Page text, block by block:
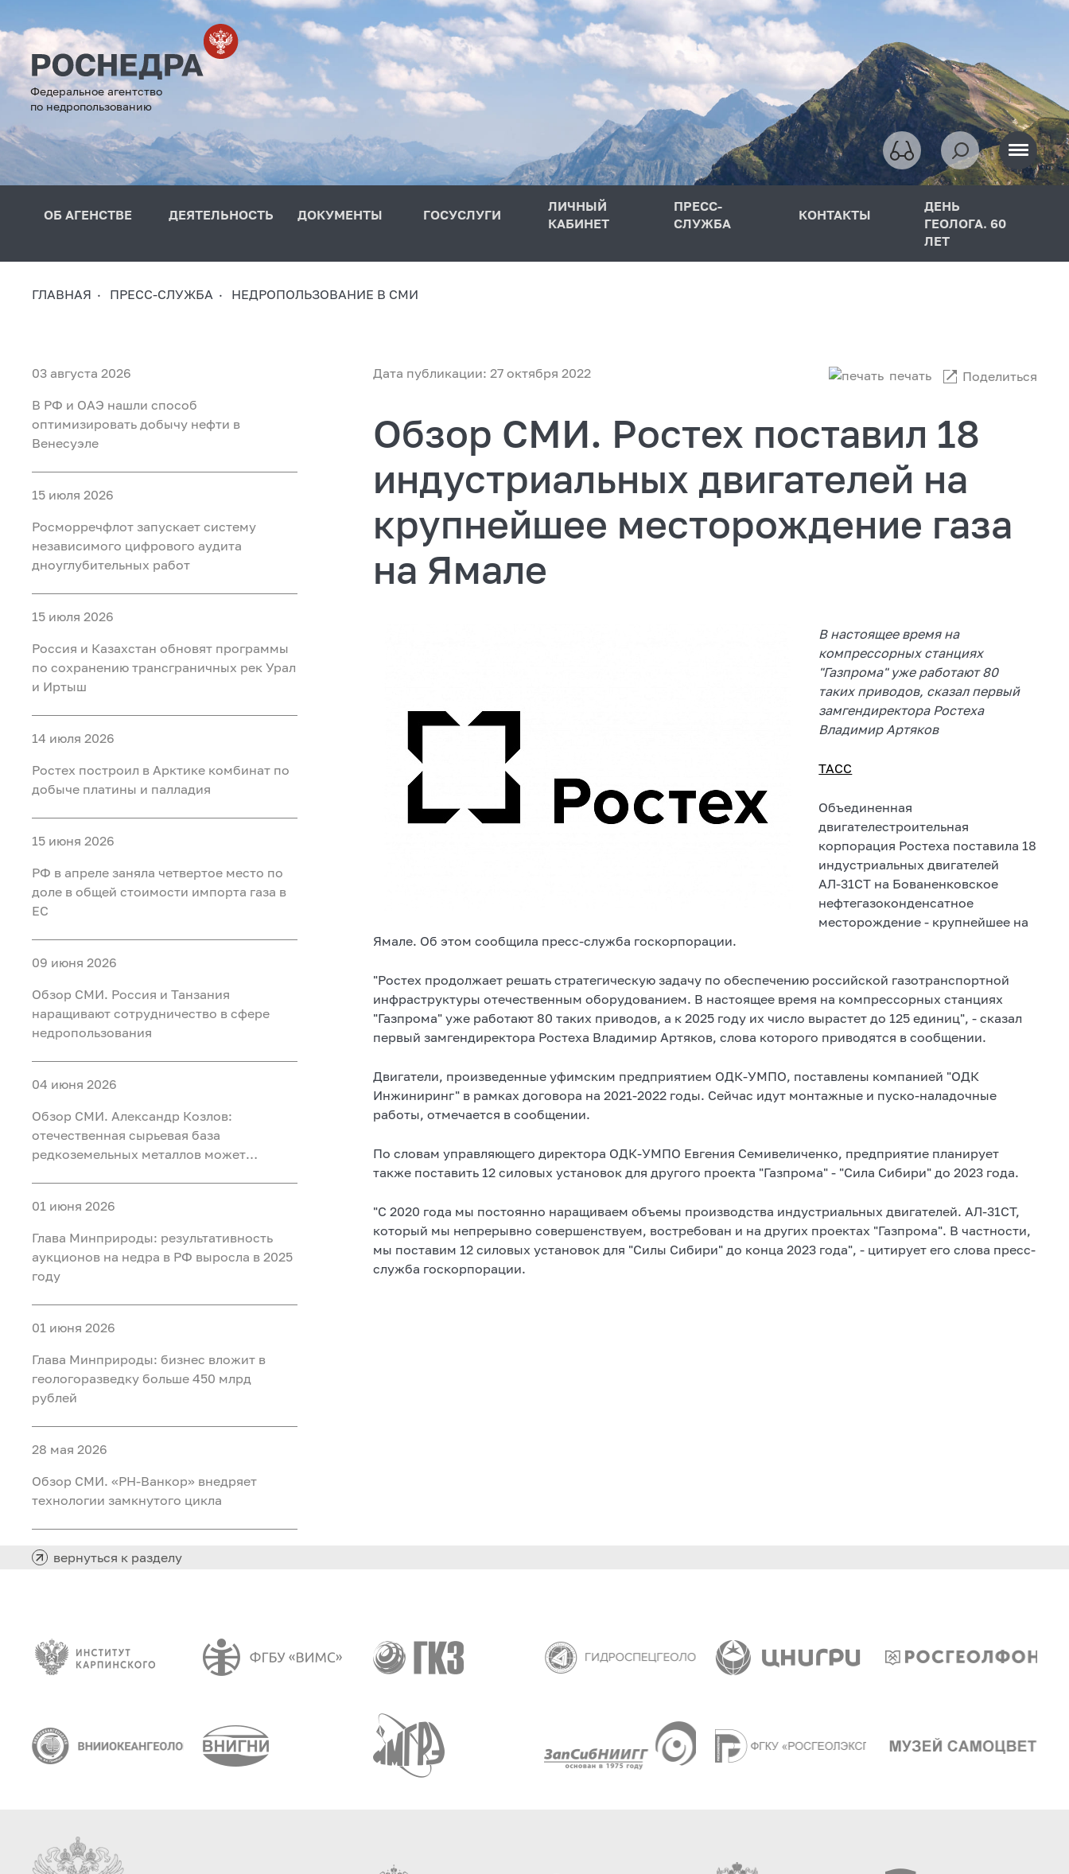
Федеральное агентство
по недропользованию
ОБ АГЕНСТВЕ ДЕЯТЕЛЬНОСТЬ ДОКУМЕНТЫ ГОСУСЛУГИ
ЛИЧНЫЙ
КАБИНЕТ
ПРЕСС-
СЛУЖБА
КОНТАКТЫ
ДЕНЬ
ГЕОЛОГА. 60
ЛЕТ
ГЛАВНАЯ ПРЕСС-СЛУЖБА НЕДРОПОЛЬЗОВАНИЕ В СМИ
03 августа 2026
В РФ и ОАЭ нашли способ
оптимизировать добычу нефти в
Венесуэле
15 июля 2026
Росморречфлот запускает систему
независимого цифрового аудита
дноуглубительных работ
15 июля 2026
Россия и Казахстан обновят программы
по сохранению трансграничных рек Урал
и Иртыш
14 июля 2026
Ростех построил в Арктике комбинат по
добыче платины и палладия
15 июня 2026
РФ в апреле заняла четвертое место по
доле в общей стоимости импорта газа в
ЕС
09 июня 2026
Обзор СМИ. Россия и Танзания
наращивают сотрудничество в сфере
недропользования
04 июня 2026
Обзор СМИ. Александр Козлов:
отечественная сырьевая база
редкоземельных металлов может
01 июня 2026
Глава Минприроды: результативность
аукционов на недра в РФ выросла в 2025
году
01 июня 2026
Глава Минприроды: бизнес вложит в
геологоразведку больше 450 млрд
рублей
28 мая 2026
Обзор СМИ. «РН-Ванкор» внедряет
технологии замкнутого цикла
Дата публикации: 27 октября 2022 печать Поделиться
Обзор СМИ. Ростех поставил 18
индустриальных двигателей на
крупнейшее месторождение газа
на Ямале
В настоящее время на
компрессорных станциях
"Газпрома" уже работают 80
таких приводов, сказал первый
замгендиректора Ростеха
Владимир Артяков
ТАСС
Объединенная
двигателестроительная
корпорация Ростеха поставила 18
индустриальных двигателей
АЛ-31СТ на Бованенковское
нефтегазоконденсатное
месторождение - крупнейшее на
Ямале. Об этом сообщила пресс-служба госкорпорации.
"Ростех продолжает решать стратегическую задачу по обеспечению российской газотранспортной
инфраструктуры отечественным оборудованием. В настоящее время на компрессорных станциях
"Газпрома" уже работают 80 таких приводов, а к 2025 году их число вырастет до 125 единиц", - сказал
первый замгендиректора Ростеха Владимир Артяков, слова которого приводятся в сообщении.
Двигатели, произведенные уфимским предприятием ОДК-УМПО, поставлены компанией "ОДК
Инжиниринг" в рамках договора на 2021-2022 годы. Сейчас идут монтажные и пуско-наладочные
работы, отмечается в сообщении.
По словам управляющего директора ОДК-УМПО Евгения Семивеличенко, предприятие планирует
также поставить 12 силовых установок для другого проекта "Газпрома" - "Сила Сибири" до 2023 года.
"С 2020 года мы постоянно наращиваем объемы производства индустриальных двигателей. АЛ-31СТ,
который мы непрерывно совершенствуем, востребован и на других проектах "Газпрома". В частности,
мы поставим 12 силовых установок для "Силы Сибири" до конца 2023 года", - цитирует его слова пресс-
служба госкорпорации.
вернуться к разделу